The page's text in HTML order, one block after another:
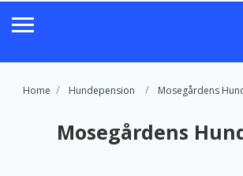
Home Hundepension Mosegårdens
Mosegårdens